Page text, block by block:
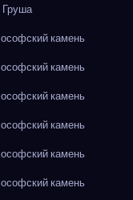
Груша
камень
камень
камень
камень
камень
камень